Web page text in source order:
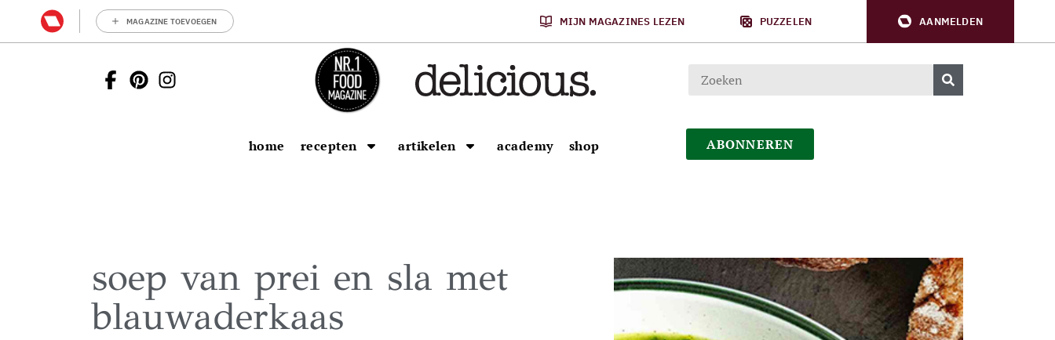
MAGAZINE TOEVOEGEN MIJN MAGAZINES LEZEN PUZZELEN AANMELDEN
home recepten artikelen academy shop ABONNEREN
soep van prei en sla met
blauwaderkaas